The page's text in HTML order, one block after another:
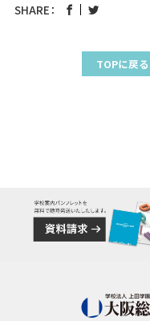
SHARE：
TOPに戻る